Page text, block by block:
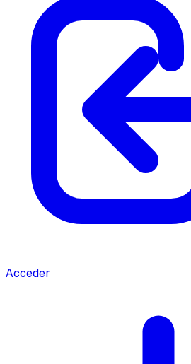
Acceder